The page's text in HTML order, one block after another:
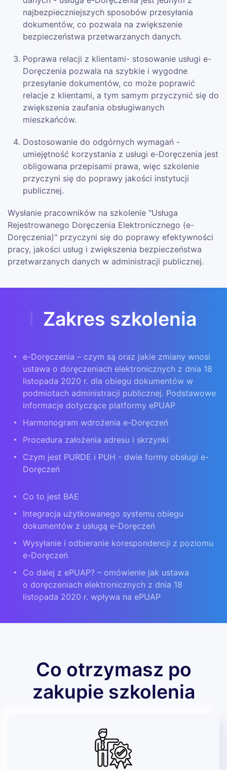
najbezpieczniejszych sposobów przesyłania
dokumentów, co pozwala na zwiększenie
bezpieczeństwa przetwarzanych danych.
Poprawa relacji z klientami- stosowanie usługi e-
Doręczenia pozwala na szybkie i wygodne
przesyłanie dokumentów, co może poprawić
relacje z klientami, a tym samym przyczynić się do
zwiększenia zaufania obsługiwanych
mieszkańców.
Dostosowanie do odgórnych wymagań -
umiejętność korzystania z usługi e-Doręczenia jest
obligowana przepisami prawa, więc szkolenie
przyczyni się do poprawy jakości instytucji
publicznej.
Wysłanie pracowników na szkolenie "Usługa
Rejestrowanego Doręczenia Elektronicznego (e-
Doręczenia)" przyczyni się do poprawy efektywności
pracy, jakości usług i zwiększenia bezpieczeństwa
przetwarzanych danych w administracji publicznej.
Zakres szkolenia
e-Doręczenia – czym są oraz jakie zmiany wnosi
ustawa o doręczeniach elektronicznych z dnia 18
listopada 2020 r. dla obiegu dokumentów w
podmiotach administracji publicznej. Podstawowe
informacje dotyczące platformy ePUAP
Harmonogram wdrożenia e-Doręczeń
Procedura założenia adresu i skrzynki
Czym jest PURDE i PUH - dwie formy obsługi e-
Doręczeń
Co to jest BAE
Integracja użytkowanego systemu obiegu
dokumentów z usługą e-Doręczeń
Wysyłanie i odbieranie korespondencji z poziomu
e-Doręczeń
Co dalej z ePUAP? – omówienie jak ustawa
o doręczeniach elektronicznych z dnia 18
listopada 2020 r. wpływa na ePUAP
Co otrzymasz po
zakupie szkolenia